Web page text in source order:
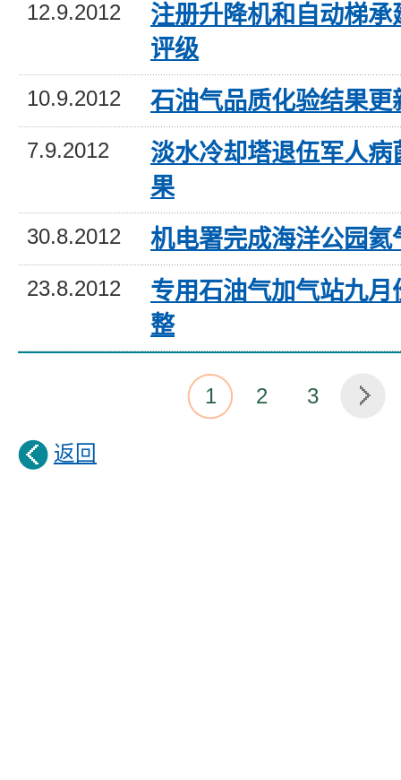
12.9.2012
注册升降机和自动梯承
评级
10.9.2012 石油气品质化验结果更
7.9.2012
淡水冷却塔退伍军人病
果
30.8.2012 机电署完成海洋公园氦
23.8.2012
专用石油气加气站九月
整
1 2 3
返回